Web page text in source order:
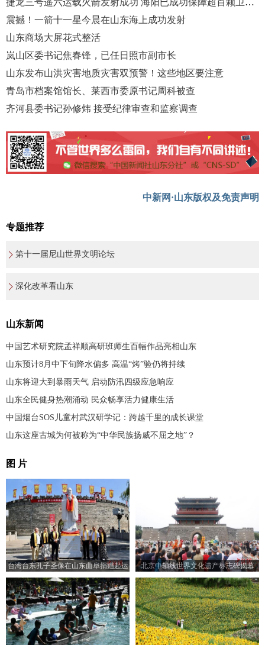
震撼！一箭十一星今晨在山东海上成功发射
山东商场大屏花式整活
岚山区委书记焦春锋，已任日照市副市长
山东发布山洪灾害地质灾害双预警！这些地区要注意
青岛市档案馆馆长、莱西市委原书记周科被查
齐河县委书记孙修炜 接受纪律审查和监察调查
中新网·山东版权及免责声明
专题推荐
第十一届尼山世界文明论坛
深化改革看山东
山东新闻
中国艺术研究院孟祥顺高研班师生百幅作品亮相山东
山东预计8月中下旬降水偏多 高温“烤”验仍将持续
山东将迎大到暴雨天气 启动防汛四级应急响应
山东全民健身热潮涌动 民众畅享活力健康生活
中国烟台SOS儿童村武汉研学记：跨越千里的成长课堂
山东这座古城为何被称为“中华民族扬威不屈之地”？
图 片
台湾台东孔子圣像在山东曲阜捐赠起运 北京中轴线世界文化遗产标志碑揭幕